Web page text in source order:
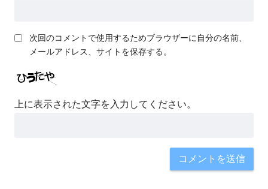
次回のコメントで使用するためブラウザーに自分の名前、
メールアドレス、サイトを保存する。
上に表示された文字を入力してください。